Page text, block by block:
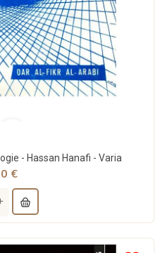
- Hassan Hanafi - Varia
€